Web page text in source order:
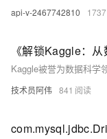
api-v-2467742810 1737
技术员阿伟 841